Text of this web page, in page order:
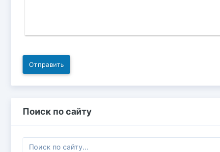
Отправить
Поиск по сайту